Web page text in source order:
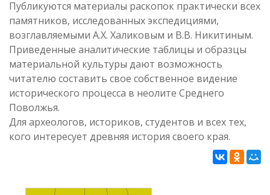
Публикуются материалы раскопок практически всех
памятников, исследованных экспедициями,
возглавляемыми А.Х. Халиковым и В.В. Никитиным.
Приведенные аналитические таблицы и образцы
материальной культуры дают возможность
читателю составить свое собственное видение
исторического процесса в неолите Среднего
Поволжья.
Для археологов, историков, студентов и всех тех,
кого интересует древняя история своего края.